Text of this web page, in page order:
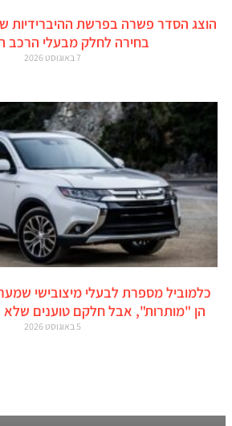
בחירה לחלק מבעלי הרכב
7 באוגוסט 2026
כלמוביל מספרת לבעלי מיצובישי
הן "מותרות", אבל חלקם טוענים שלא
5 באוגוסט 2026